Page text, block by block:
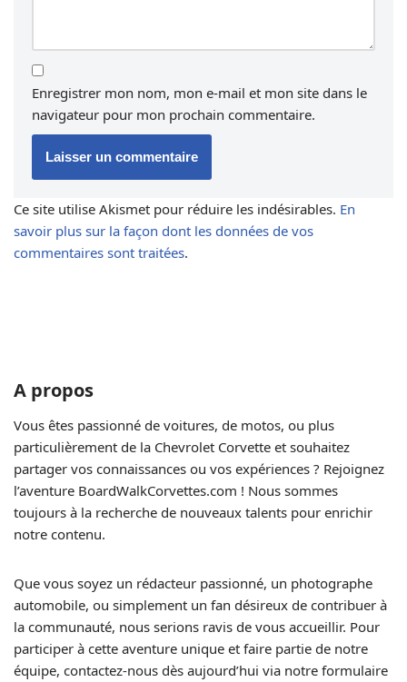
Enregistrer mon nom, mon e-mail et mon site dans le
navigateur pour mon prochain commentaire.
Ce site utilise Akismet pour réduire les indésirables. En
savoir plus sur la façon dont les données de vos
commentaires sont traitées.
A propos
Vous êtes passionné de voitures, de motos, ou plus
particulièrement de la Chevrolet Corvette et souhaitez
partager vos connaissances ou vos expériences ? Rejoignez
l’aventure BoardWalkCorvettes.com ! Nous sommes
toujours à la recherche de nouveaux talents pour enrichir
notre contenu.
Que vous soyez un rédacteur passionné, un photographe
automobile, ou simplement un fan désireux de contribuer à
la communauté, nous serions ravis de vous accueillir. Pour
participer à cette aventure unique et faire partie de notre
équipe, contactez-nous dès aujourd’hui via notre formulaire